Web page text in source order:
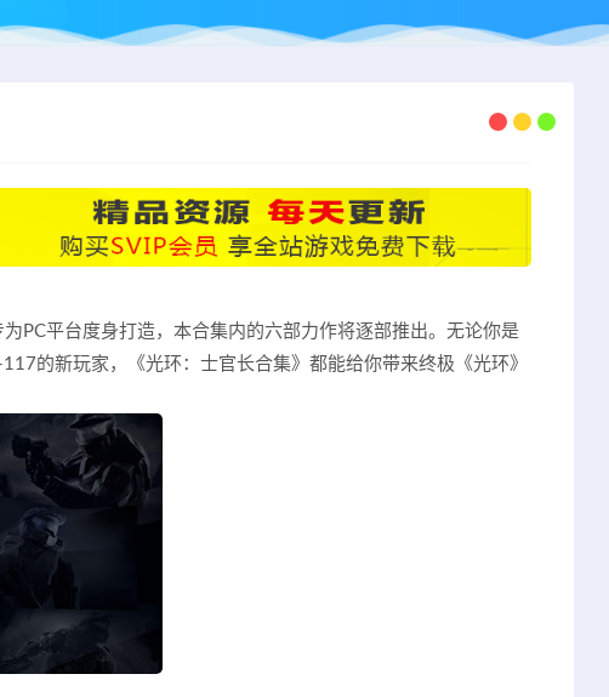
PC平台度身打造，本合集内的六部力作将逐部推出。无论你是
的新玩家，《光环：士官长合集》都能给你带来终极《光环》